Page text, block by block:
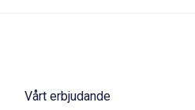
Vårt erbjudande